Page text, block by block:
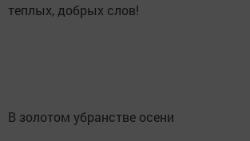
теплых, добрых слов!
В золотом убранстве осени